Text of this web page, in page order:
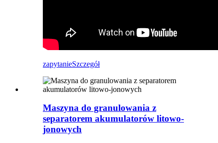
zapytanieSzczegół
Maszyna do granulowania z
separatorem akumulatorów litowo-
jonowych